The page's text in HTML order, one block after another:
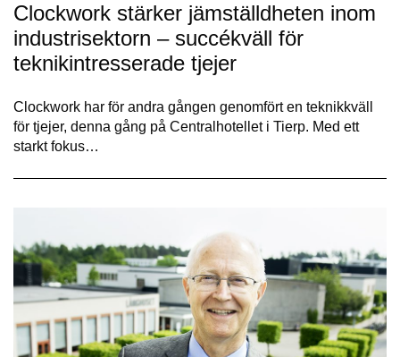
Clockwork stärker jämställdheten inom
industrisektorn – succékväll för
teknikintresserade tjejer
Clockwork har för andra gången genomfört en teknikkväll
för tjejer, denna gång på Centralhotellet i Tierp. Med ett
starkt fokus…